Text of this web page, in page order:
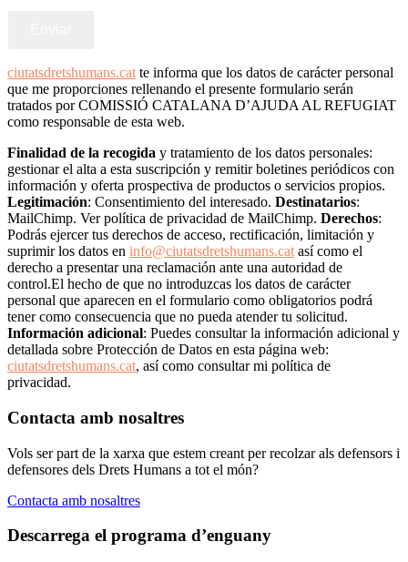
ciutatsdretshumans.cat te informa que los datos de carácter personal
que me proporciones rellenando el presente formulario serán
tratados por COMISSIÓ CATALANA D’AJUDA AL REFUGIAT
como responsable de esta web.
Finalidad de la recogida y tratamiento de los datos personales:
gestionar el alta a esta suscripción y remitir boletines periódicos con
información y oferta prospectiva de productos o servicios propios.
Legitimación: Consentimiento del interesado. Destinatarios:
MailChimp. Ver política de privacidad de MailChimp. Derechos:
Podrás ejercer tus derechos de acceso, rectificación, limitación y
suprimir los datos en info@ciutatsdretshumans.cat así como el
derecho a presentar una reclamación ante una autoridad de
control.El hecho de que no introduzcas los datos de carácter
personal que aparecen en el formulario como obligatorios podrá
tener como consecuencia que no pueda atender tu solicitud.
Información adicional: Puedes consultar la información adicional y
detallada sobre Protección de Datos en esta página web:
ciutatsdretshumans.cat, así como consultar mi política de
privacidad.
Contacta amb nosaltres
Vols ser part de la xarxa que estem creant per recolzar als defensors i
defensores dels Drets Humans a tot el món?
Contacta amb nosaltres
Descarrega el programa d’enguany